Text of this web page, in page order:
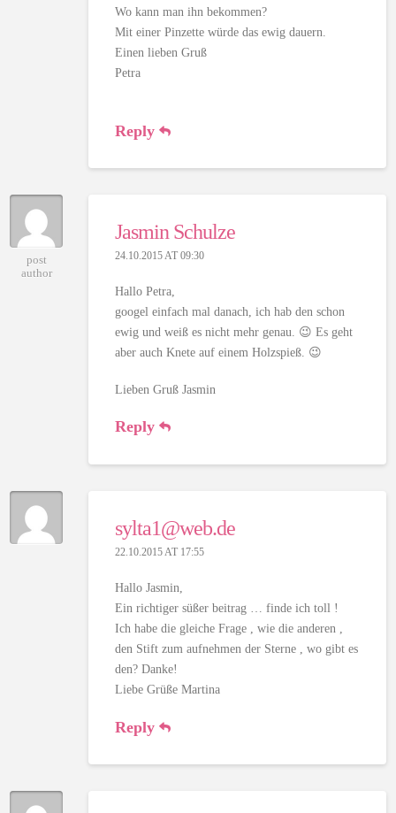
Wo kann man ihn bekommen?
Mit einer Pinzette würde das ewig dauern.
Einen lieben Gruß
Petra
Reply
post
author
Jasmin Schulze
24.10.2015 AT 09:30
Hallo Petra,
googel einfach mal danach, ich hab den schon
ewig und weiß es nicht mehr genau. 😉 Es geht
aber auch Knete auf einem Holzspieß. 😉
Lieben Gruß Jasmin
Reply
sylta1@web.de
22.10.2015 AT 17:55
Hallo Jasmin,
Ein richtiger süßer beitrag … finde ich toll !
Ich habe die gleiche Frage , wie die anderen ,
den Stift zum aufnehmen der Sterne , wo gibt es
den? Danke!
Liebe Grüße Martina
Reply